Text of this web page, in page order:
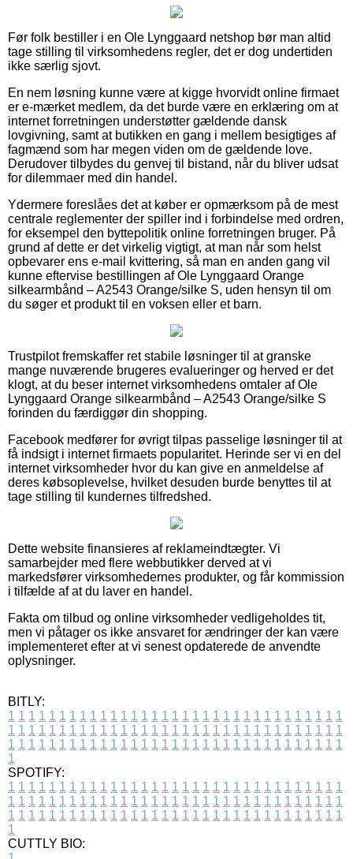
Før folk bestiller i en Ole Lynggaard netshop bør man altid
tage stilling til virksomhedens regler, det er dog undertiden
ikke særlig sjovt.
En nem løsning kunne være at kigge hvorvidt online firmaet
er e-mærket medlem, da det burde være en erklæring om at
internet forretningen understøtter gældende dansk
lovgivning, samt at butikken en gang i mellem besigtiges af
fagmænd som har megen viden om de gældende love.
Derudover tilbydes du genvej til bistand, når du bliver udsat
for dilemmaer med din handel.
Ydermere foreslåes det at køber er opmærksom på de mest
centrale reglementer der spiller ind i forbindelse med ordren,
for eksempel den byttepolitik online forretningen bruger. På
grund af dette er det virkelig vigtigt, at man når som helst
opbevarer ens e-mail kvittering, så man en anden gang vil
kunne eftervise bestillingen af Ole Lynggaard Orange
silkearmbånd – A2543 Orange/silke S, uden hensyn til om
du søger et produkt til en voksen eller et barn.
Trustpilot fremskaffer ret stabile løsninger til at granske
mange nuværende brugeres evalueringer og herved er det
klogt, at du beser internet virksomhedens omtaler af Ole
Lynggaard Orange silkearmbånd – A2543 Orange/silke S
forinden du færdiggør din shopping.
Facebook medfører for øvrigt tilpas passelige løsninger til at
få indsigt i internet firmaets popularitet. Herinde ser vi en del
internet virksomheder hvor du kan give en anmeldelse af
deres købsoplevelse, hvilket desuden burde benyttes til at
tage stilling til kundernes tilfredshed.
Dette website finansieres af reklameindtægter. Vi
samarbejder med flere webbutikker derved at vi
markedsfører virksomhedernes produkter, og får kommission
i tilfælde af at du laver en handel.
Fakta om tilbud og online virksomheder vedligeholdes tit,
men vi påtager os ikke ansvaret for ændringer der kan være
implementeret efter at vi senest opdaterede de anvendte
oplysninger.
BITLY:
1 1 1 1 1 1 1 1 1 1 1 1 1 1 1 1 1 1 1 1 1 1 1 1 1 1 1 1 1 1 1 1 1
1 1 1 1 1 1 1 1 1 1 1 1 1 1 1 1 1 1 1 1 1 1 1 1 1 1 1 1 1 1 1 1 1
1 1 1 1 1 1 1 1 1 1 1 1 1 1 1 1 1 1 1 1 1 1 1 1 1 1 1 1 1 1 1 1 1
1
SPOTIFY:
1 1 1 1 1 1 1 1 1 1 1 1 1 1 1 1 1 1 1 1 1 1 1 1 1 1 1 1 1 1 1 1 1
1 1 1 1 1 1 1 1 1 1 1 1 1 1 1 1 1 1 1 1 1 1 1 1 1 1 1 1 1 1 1 1 1
1 1 1 1 1 1 1 1 1 1 1 1 1 1 1 1 1 1 1 1 1 1 1 1 1 1 1 1 1 1 1 1 1
1
CUTTLY BIO: